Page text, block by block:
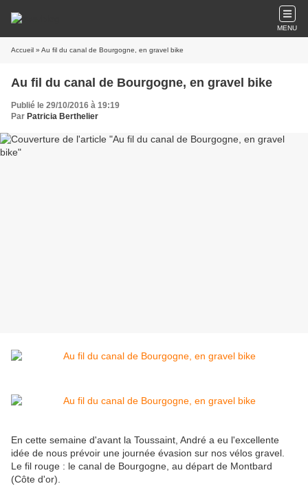
MENU
Accueil » Au fil du canal de Bourgogne, en gravel bike
Au fil du canal de Bourgogne, en gravel bike
Publié le 29/10/2016 à 19:19
Par Patricia Berthelier
En cette semaine d'avant la Toussaint, André a eu l'excellente
idée de nous prévoir une journée évasion sur nos vélos gravel.
Le fil rouge : le canal de Bourgogne, au départ de Montbard
(Côte d'or).